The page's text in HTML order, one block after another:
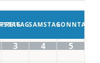
FREITAGSAMSTAGSONNTAG
3 4 5